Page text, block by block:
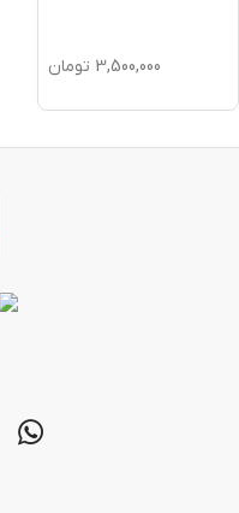
3,500,000 تومان